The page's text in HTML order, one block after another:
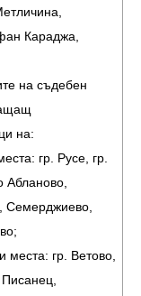
Караджа,
на съдебен
на:
гр. Русе, гр.
Семерджиево,
гр. Ветово,